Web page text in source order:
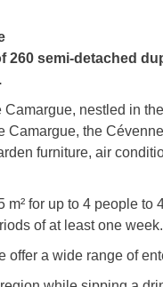
260 semi-detached
nestled in
Camargue, the
furniture, air
for up to 4 people to
of at least one
offer a wide range of